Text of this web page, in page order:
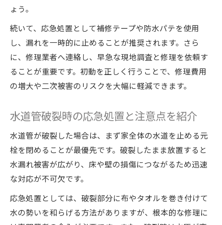
ょう。
続いて、応急処置として補修テープや防水パテを使用
し、漏れを一時的に止めることが推奨されます。さら
に、修理業者へ連絡し、早急な現地調査と修理を依頼す
ることが重要です。初動を正しく行うことで、修理費用
の増大や二次被害のリスクを大幅に軽減できます。
水道管破裂時の応急処置と注意点を紹介
水道管が破裂した場合は、まず家全体の水道を止める元
栓を閉めることが最優先です。破裂したまま放置すると
水漏れ被害が広がり、床や壁の損傷につながるため迅速
な対応が不可欠です。
応急処置としては、破裂部分に布やタオルを巻き付けて
水の勢いを和らげる方法がありますが、根本的な修理に